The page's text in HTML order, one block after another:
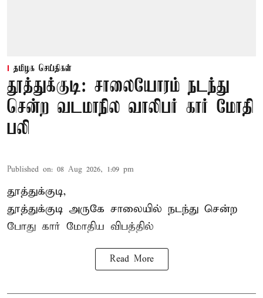
தமிழக செய்திகள்
தூத்துக்குடி: சாலையோரம் நடந்து
சென்ற வடமாநில வாலிபர் கார் மோதி
பலி
Published on: 08 Aug 2026, 1:09 pm
தூத்துக்குடி,
தூத்துக்குடி அருகே சாலையில் நடந்து சென்ற
போது கார் மோதிய விபத்தில்
Read More